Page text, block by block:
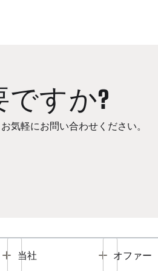
すか?
気軽にお問い合わせください。
Toggle
当社 Toggle
オファー